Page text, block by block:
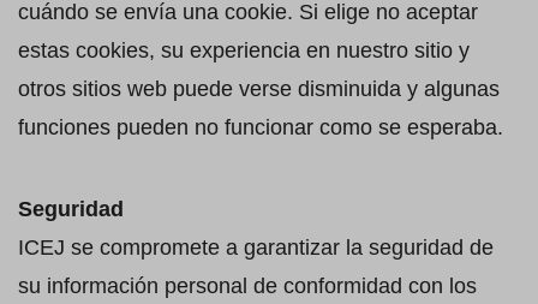
cuándo se envía una cookie. Si elige no aceptar
estas cookies, su experiencia en nuestro sitio y
otros sitios web puede verse disminuida y algunas
funciones pueden no funcionar como se esperaba.
Seguridad
ICEJ se compromete a garantizar la seguridad de
su información personal de conformidad con los